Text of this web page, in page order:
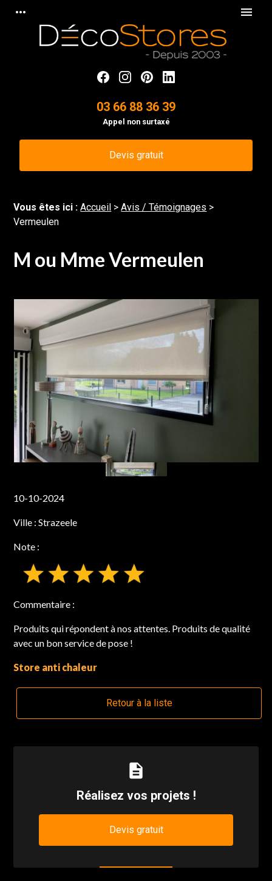
more_horiz menu
03 66 88 36 39
Appel non surtaxé
Devis gratuit
Vous êtes ici :Accueil >Avis / Témoignages >
Vermeulen
M ou Mme Vermeulen
10-10-2024
Ville :Strazeele
Note :
Commentaire :
Produits qui répondent à nos attentes. Produits de qualité
avec un bon service de pose !
Store anti chaleur
Retour à la liste
description
Réalisez vos projets !
Devis gratuit